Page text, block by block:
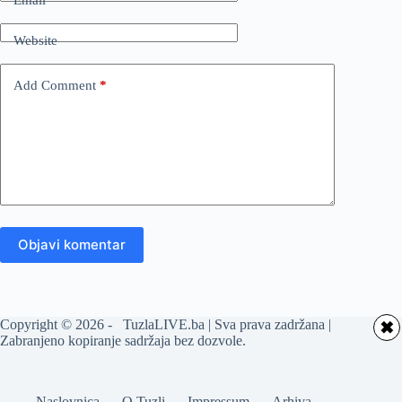
Website
Add Comment *
Objavi komentar
Copyright © 2026 - TuzlaLIVE.ba | Sva prava zadržana |
Zabranjeno kopiranje sadržaja bez dozvole.
✖